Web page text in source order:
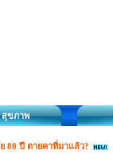
สุขภาพ
80 ปี ตายคาที่มาแล้ว?